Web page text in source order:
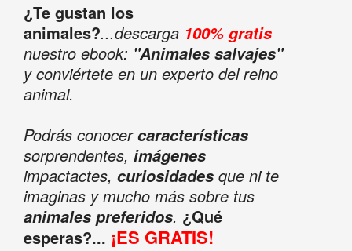
¿Te gustan los
animales?...descarga 100% gratis
nuestro ebook: "Animales salvajes"
y conviértete en un experto del reino
animal.
Podrás conocercaracterísticas
sorprendentes, imágenes
impactactes, curiosidadesque ni te
imaginas y mucho más sobre tus
animales preferidos. ¿Qué
esperas?... ¡ES GRATIS!